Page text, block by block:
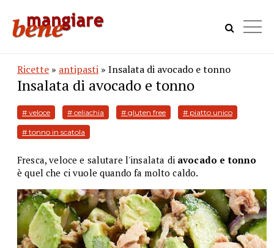
Ricette » antipasti » Insalata di avocado e tonno
Insalata di avocado e tonno
# veloce # celiachia # gluten free # piatto unico
# tonno in scatola
Fresca, veloce e salutare l'insalata di avocado e tonno
è quel che ci vuole quando fa molto caldo.